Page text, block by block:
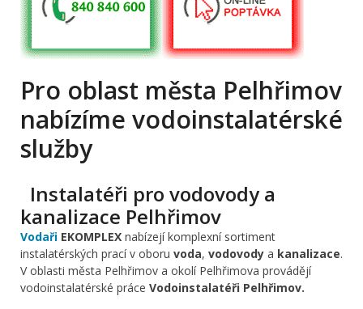
Pro oblast města Pelhřimov
nabízíme vodoinstalatérské
služby
Instalatéři pro vodovody a
kanalizace Pelhřimov
Vodaři EKOMPLEX nabízejí komplexní sortiment
instalatérských prací v oboru voda, vodovody a kanalizace.
V oblasti města Pelhřimov a okolí Pelhřimova provádějí
vodoinstalatérské práce Vodoinstalatéři Pelhřimov.